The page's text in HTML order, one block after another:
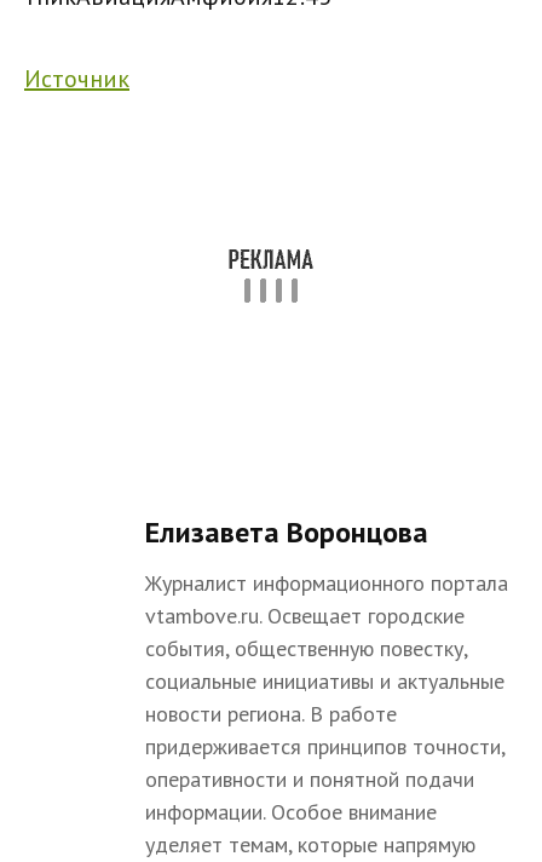
Источник
Елизавета Воронцова
Журналист информационного портала
vtambove.ru. Освещает городские
события, общественную повестку,
социальные инициативы и актуальные
новости региона. В работе
придерживается принципов точности,
оперативности и понятной подачи
информации. Особое внимание
уделяет темам, которые напрямую